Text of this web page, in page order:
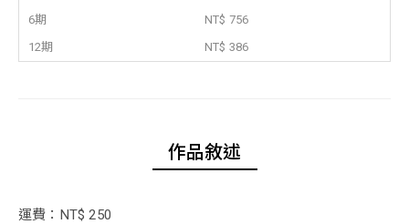
6期
NT$ 756
12期
NT$ 386
作品敘述
運費：NT$ 250